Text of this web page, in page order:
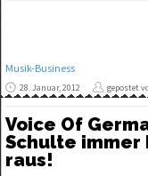
Musik-Business
28. Januar, 2012 gepostet
Voice Of
Schulte immer
raus!